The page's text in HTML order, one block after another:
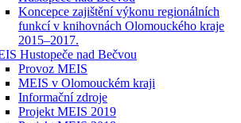
Koncepce zajištění výkonu regionálních
funkcí v knihovnách Olomouckého kraje
2015–2017.
Hustopeče nad Bečvou
Provoz MEIS
MEIS v Olomouckém kraji
Informační zdroje
Projekt MEIS 2019